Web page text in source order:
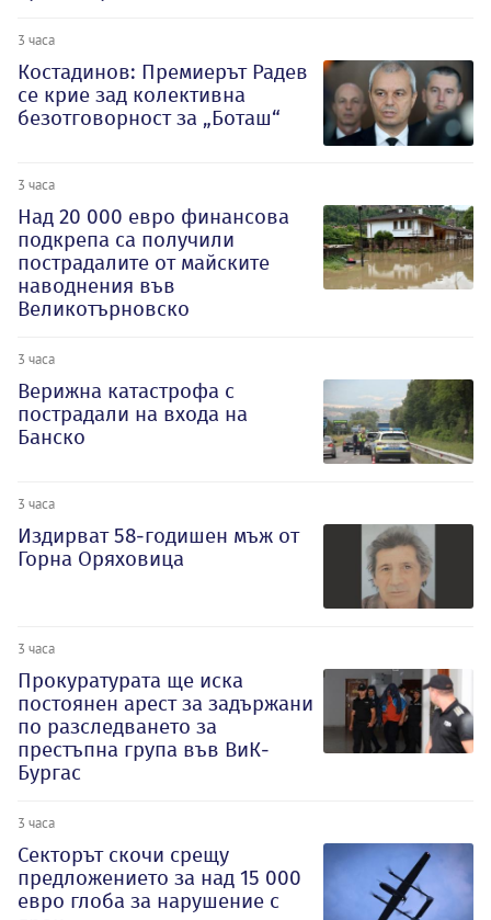
3 часа
Костадинов: Премиерът Радев
се крие зад колективна
безотговорност за „Боташ“
3 часа
Над 20 000 евро финансова
подкрепа са получили
пострадалите от майските
наводнения във
Великотърновско
3 часа
Верижна катастрофа с
пострадали на входа на
Банско
3 часа
Издирват 58-годишен мъж от
Горна Оряховица
3 часа
Прокуратурата ще иска
постоянен арест за задържани
по разследването за
престъпна група във ВиК-
Бургас
3 часа
Секторът скочи срещу
предложението за над 15 000
евро глоба за нарушение с